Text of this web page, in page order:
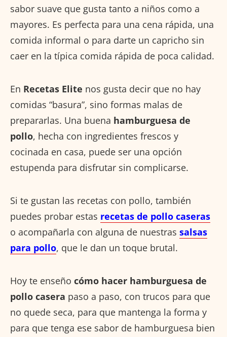
sabor suave que gusta tanto a niños como a
mayores. Es perfecta para una cena rápida, una
comida informal o para darte un capricho sin
caer en la típica comida rápida de poca calidad.
En Recetas Elite nos gusta decir que no hay
comidas “basura”, sino formas malas de
prepararlas. Una buena hamburguesa de
pollo, hecha con ingredientes frescos y
cocinada en casa, puede ser una opción
estupenda para disfrutar sin complicarse.
Si te gustan las recetas con pollo, también
puedes probar estas recetas de pollo caseras
o acompañarla con alguna de nuestras salsas
para pollo, que le dan un toque brutal.
Hoy te enseño cómo hacer hamburguesa de
pollo casera paso a paso, con trucos para que
no quede seca, para que mantenga la forma y
para que tenga ese sabor de hamburguesa bien